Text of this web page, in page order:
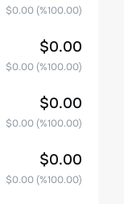
$0.00(%100.00)
$0.00
$0.00(%100.00)
$0.00
$0.00(%100.00)
$0.00
$0.00(%100.00)